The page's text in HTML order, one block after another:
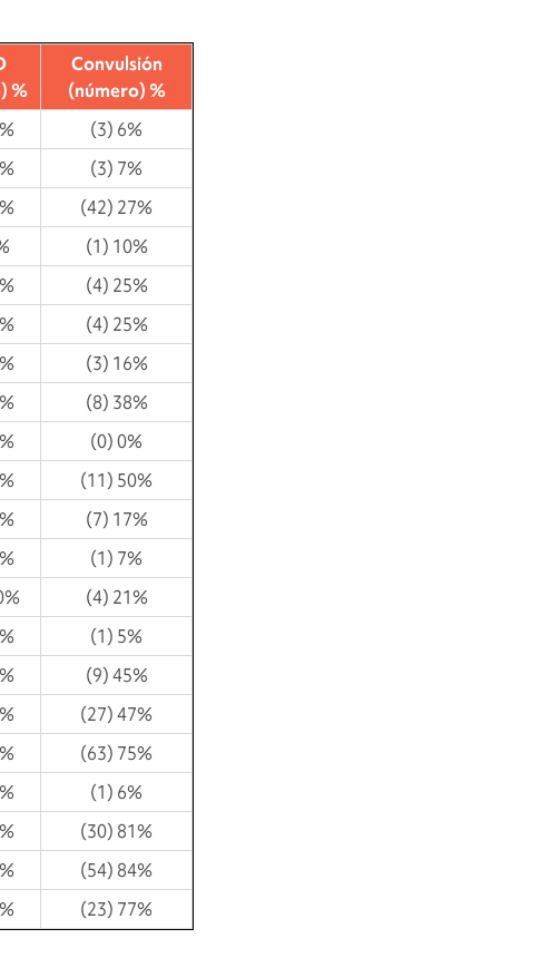
%
Convulsión
(número) %
(3) 6%
(3) 7%
(42) 27%
(1) 10%
(4) 25%
(4) 25%
(3) 16%
(8) 38%
(0) 0%
(11) 50%
(7) 17%
(1) 7%
(4) 21%
(1) 5%
(9) 45%
(27) 47%
(63) 75%
(1) 6%
(30) 81%
(54) 84%
(23) 77%